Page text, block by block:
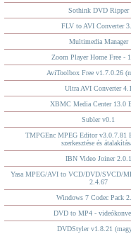
Sothink DVD Ripper
FLV to AVI Converter
Multimedia Manager
Zoom Player Home Free -
AviToolbox Free v1.7.0.26
Ultra AVI Converter 4.1
XBMC Media Center 13.0
Subler v0.1
TMPGEnc MPEG Editor v3.0.7.81
szerkesztése és
IBN Video Joiner 2.0.1
Yasa MPEG/AVI to VCD/DVD/SVCD/
2.4.67
Windows 7 Codec Pack
DVD to MP4 -
DVDStyler v1.8.21